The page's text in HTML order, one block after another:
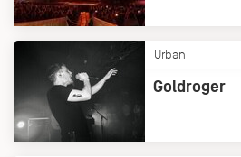
Urban
Goldroger